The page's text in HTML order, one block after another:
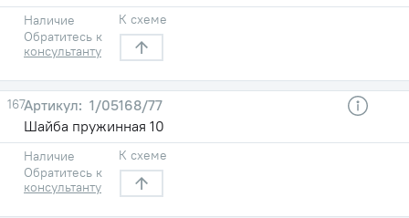
Наличие
Обратитесь к
консультанту
К схеме
167
1/05168/77
Шайба пружинная 10
Наличие
Обратитесь к
консультанту
К схеме